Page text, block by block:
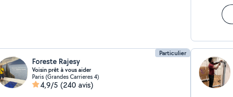
Particulier
Foreste Rajesy
Voisin prêt à vous aider
Paris (Grandes Carrieres 4)
4,9/5 (240 avis)